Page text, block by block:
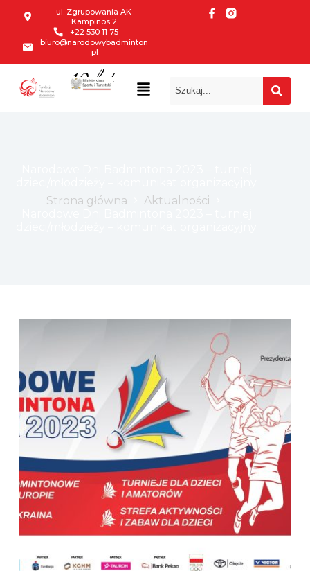
ul. Zgrupowania AK
Kampinos 2
+22 530 11 75
biuro@narodowybadminton
.pl
10 lat
Strona główna
Aktualności